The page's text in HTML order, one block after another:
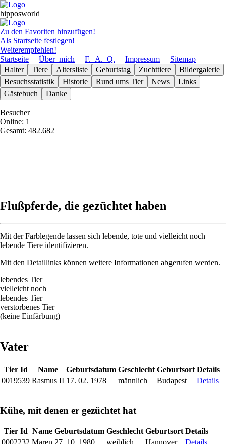
hipposworld
Zu den Favoriten hinzufügen!
Als Startseite festlegen!
Weiterempfehlen!
Startseite
Über_mich F._A._Q. Impressum
Sitemap
Halter
Tiere Altersliste Geburts­tag Zuchttiere
Bilder­galerie
Besuchs­statistik
Historie Rund ums Tier News
Links
Gäste­buch
Danke
Besucher
Online: 1
Gesamt: 482.682
Flußpferde, die gezüchtet haben
Mit der Farblegende lassen sich lebende, tote und vielleicht noch
lebende Tiere identifizieren.
Mit den Detaillinks können weitere Informationen abgerufen werden.
lebendes Tier
vielleicht noch
lebendes Tier
verstorbenes Tier
(keine Einfärbung)
Vater
Tier Id Name Geburtsdatum Geschlecht Geburtsort Details
0019539 Rasmus II 17. 02. 1978 männlich Budapest Details
Kühe, mit denen er gezüchtet hat
Tier Id Name Geburtsdatum Geschlecht Geburtsort Details
0002232 Maren 27. 10. 1980 weiblich Hannover Details